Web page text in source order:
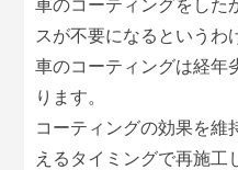
車のコーティングをした
スが不要になるというわ
車のコーティングは経年
ります。
コーティングの効果を維
えるタイミングで再施工